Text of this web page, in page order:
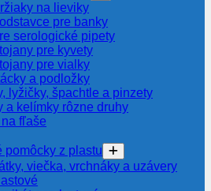
na lieviky
pre banky
serologické pipety
pre kyvety
pre vialky
a podložky
lyžičky, špachtle a pinzety
a kelímky rôzne druhy
fľaše
pomôcky z plastu
viečka, vrchnáky a uzávery